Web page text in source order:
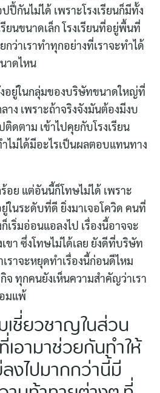
ปี้กันไม่ได้ เพราะโรงเรียนก็มีทั้ง
ยนขนาดเล็ก โรงเรียนที่อยู่พื้นที่
กว่าเราทำทุกอย่างที่เราจะทำได้
าดไหน
อยู่ในกลุ่มของบริษัทขนาดใหญ่ที่
ง เพราะถ้าจริงจังมันต้องมีงบ
ดตาม เข้าไปคุยกับโรงเรียน
ไม่ได้มีอะไรเป็นผลตอบแทนทาง
อย แต่อันนี้ก็โทษไม่ได้ เพราะ
ในระดับที่ดี ยิ่งมาเจอโควิด คนที่
เริ่มอ่อนแอลงไป เรื่องนี้อาจจะ
ขา ซึ่งโทษไม่ได้เลย ยังดีที่บริษัท
ราจะหยุดทำเรื่องนี้ก่อนดีไหม
จ ทุกคนยังเห็นความสำคัญว่าเรา
มแพ้
เชี่ยวชาญในส่วน
อามาช่วยกันทำให้
งไปมากกว่านี้มี